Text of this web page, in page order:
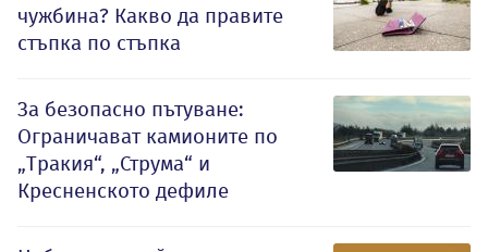
чужбина? Какво да правите
стъпка по стъпка
За безопасно пътуване:
Ограничават камионите по
„Тракия“, „Струма“ и
Кресненското дефиле